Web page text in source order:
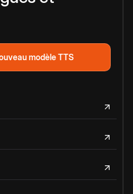
modèle TTS